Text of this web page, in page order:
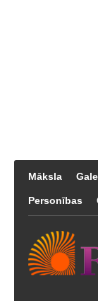
Māksla
Personības